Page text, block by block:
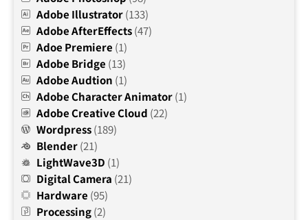
Adobe Illustrator(133)
Adobe AfterEffects(47)
Adoe Premiere (1)
Adobe Bridge (13)
Adobe Audtion (1)
Adobe Character Animator(1)
Adobe Creative Cloud (22)
Wordpress(189)
Blender(21)
LightWave3D (1)
Digital Camera (21)
Hardware (95)
Processing(2)